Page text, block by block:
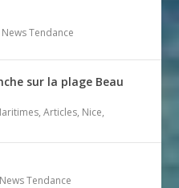
News Tendance
sur la plage Beau
,Articles, Nice,
News Tendance